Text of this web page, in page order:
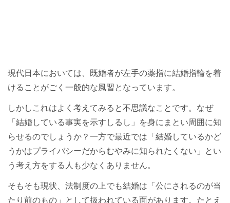
現代日本においては、既婚者が左手の薬指に結婚指輪を着
けることがごく一般的な風習となっています。
しかしこれはよく考えてみると不思議なことです。なぜ
「結婚している事実を示すしるし」を身にまとい周囲に知
らせるのでしょうか？一方で最近では「結婚しているかど
うかはプライバシーだからむやみに知られたくない」とい
う考え方をする人も少なくありません。
そもそも現状、法制度の上でも結婚は「公にされるのが当
たり前のもの」として扱われている面があります。たとえ